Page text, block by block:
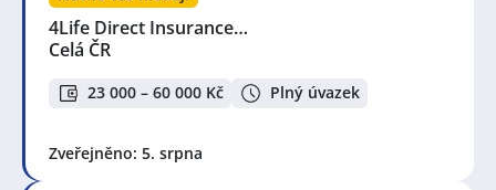
4Life Direct Insurance…
Celá ČR
23 000 – 60 000 Kč Plný úvazek
Zveřejněno: 5. srpna